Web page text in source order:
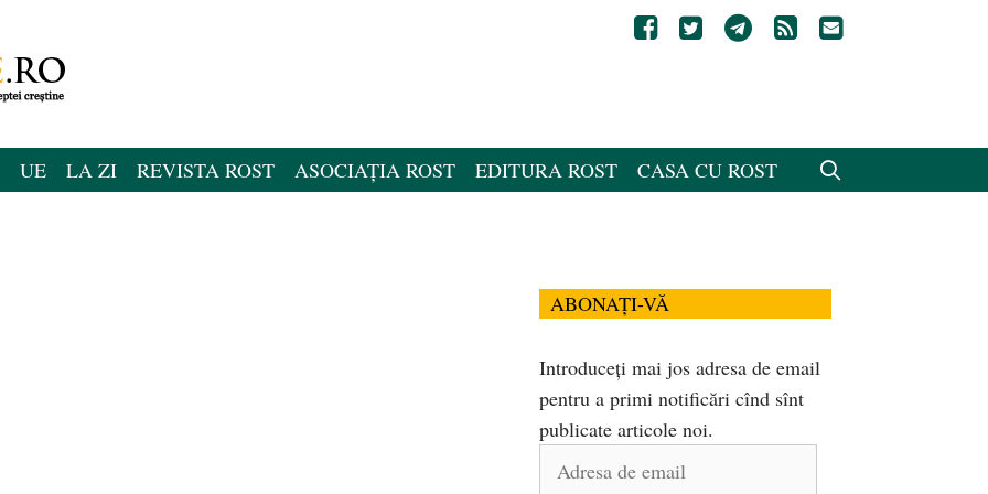
UE LA ZI REVISTA ROST ASOCIAȚIA ROST EDITURA ROST CASA CU ROST
ABONAȚI-VĂ
Introduceți mai jos adresa de email
pentru a primi notificări cînd sînt
publicate articole noi.
Adresa